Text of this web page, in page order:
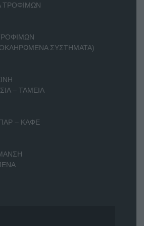
ΤΡΟΦΙΜΩΝ
ΣΥΣΤΗΜΑΤΑ)
– ΤΑΜΕΙΑ
– ΚΑΦΕ